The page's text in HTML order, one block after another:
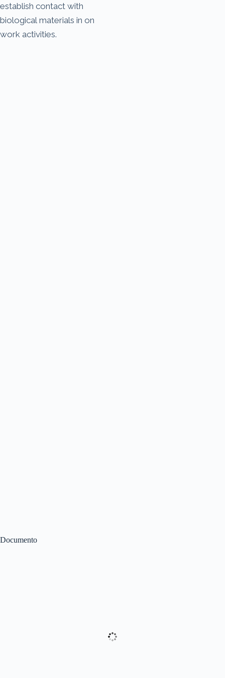
Documento
establish contact with
biological materials in on
work activities.